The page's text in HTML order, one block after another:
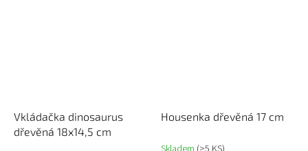
Vkládačka dinosaurus
dřevěná 18x14,5 cm
Housenka dřevěná 17 cm